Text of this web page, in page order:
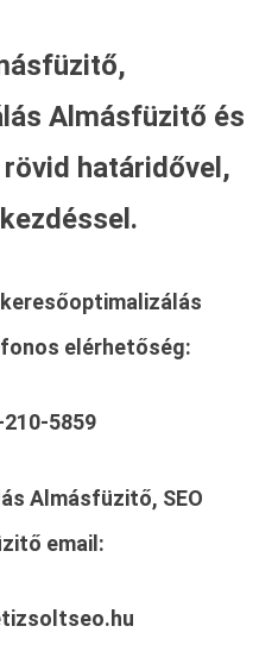
Almásfüzitő és
rövid határidővel,
elérhetőség:
5859
Almásfüzitő, SEO
email: